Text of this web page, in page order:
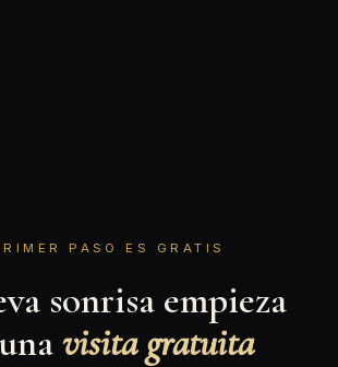
PASO ES GRATIS
sonrisa empieza
visita gratuita